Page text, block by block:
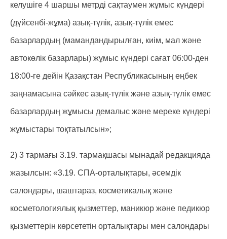
келушіге 4 шаршы метрді сақтаумен жұмыс күндері
(дүйсенбі-жұма) азық-түлік, азық-түлік емес
базарлардың (мамандандырылған, киім, мал және
автокөлік базарлары) жұмыс күндері сағат 06:00-ден
18:00-ге дейін Қазақстан Республикасының еңбек
заңнамасына сәйкес азық-түлік және азық-түлік емес
базарлардың жұмысы демалыс және мереке күндері
жұмыстары тоқтатылсын»;
2) 3 тармағы 3.19. тармақшасы мынадай редакцияда
жазылсын: «3.19. СПА-орталықтары, әсемдік
салондары, шаштараз, косметикалық және
косметологиялық қызметтер, маникюр және педикюр
қызметтерін көрсететін орталықтары мен салондары